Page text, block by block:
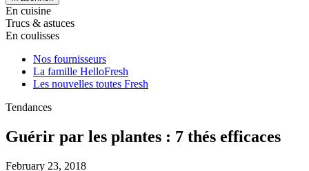
En cuisine
Trucs & astuces
En coulisses
Nos fournisseurs
La famille HelloFresh
Les nouvelles toutes Fresh
Tendances
Guérir par les plantes : 7 thés efficaces
February 23, 2018